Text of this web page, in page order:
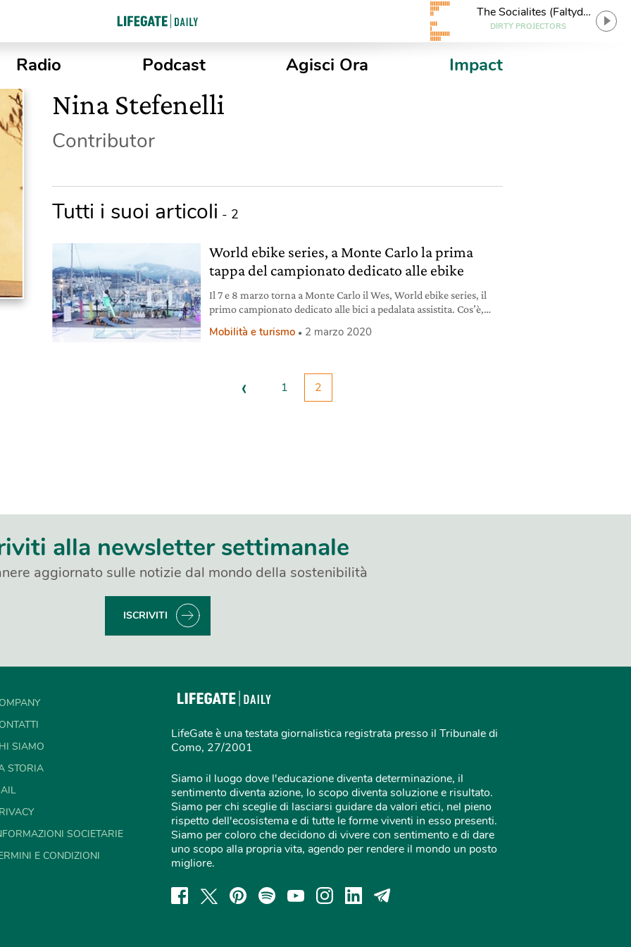
The Socialites (Faltydl
Remix)
DIRTY PROJECTORS
Radio Podcast Agisci Ora Impact
Nina Stefenelli
Contributor
Tutti i suoi articoli - 2
World ebike series, a Monte Carlo la prima
tappa del campionato dedicato alle ebike
Il 7 e 8 marzo torna a Monte Carlo il Wes, World ebike series, il
primo campionato dedicato alle bici a pedalata assistita. Cos’è,
Mobilità e turismo 2 marzo 2020
‹ 1 2
alla newsletter settimanale
aggiornato sulle notizie dal mondo della sostenibilità
ISCRIVITI
SIAMO
STORIA
SOCIETARIE
E CONDIZIONI
LifeGate è una testata giornalistica registrata presso il Tribunale di
Como, 27/2001
Siamo il luogo dove l'educazione diventa determinazione, il
sentimento diventa azione, lo scopo diventa soluzione e risultato.
Siamo per chi sceglie di lasciarsi guidare da valori etici, nel pieno
rispetto dell'ecosistema e di tutte le forme viventi in esso presenti.
Siamo per coloro che decidono di vivere con sentimento e di dare
uno scopo alla propria vita, agendo per rendere il mondo un posto
migliore.